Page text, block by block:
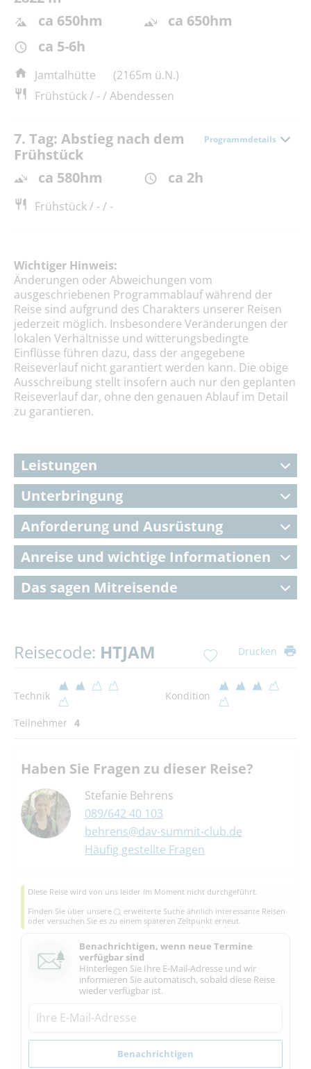
ca 650hm
ca 650hm
ca 5-6h
Jamtalhütte
(2165m ü.N.)
Frühstück / - / Abendessen
7. Tag: Abstieg nach dem
Frühstück
Programmdetails
ca 580hm ca 2h
Frühstück / - / -
Wichtiger Hinweis:
Änderungen oder Abweichungen vom
ausgeschriebenen Programmablauf während der
Reise sind aufgrund des Charakters unserer Reisen
jederzeit möglich. Insbesondere Veränderungen der
lokalen Verhältnisse und witterungsbedingte
Einflüsse führen dazu, dass der angegebene
Reiseverlauf nicht garantiert werden kann. Die obige
Ausschreibung stellt insofern auch nur den geplanten
Reiseverlauf dar, ohne den genauen Ablauf im Detail
zu garantieren.
Leistungen
Unterbringung
Anforderung und Ausrüstung
Anreise und wichtige Informationen
Das sagen Mitreisende
Reisecode: HTJAM Drucken
Technik Kondition
Teilnehmer 4
Haben Sie Fragen zu dieser Reise?
Stefanie Behrens
089/642 40 103
behrens@dav-summit-club.de
Häufig gestellte Fragen
Diese Reise wird von uns leider im Moment nicht durchgeführt.
Finden Sie über unsere
erweiterte Suche ähnlich interessante Reisen
oder versuchen Sie es zu einem späteren Zeitpunkt erneut.
Benachrichtigen, wenn neue Termine
verfügbar sind
Hinterlegen Sie Ihre E-Mail-Adresse und wir
informieren Sie automatisch, sobald diese Reise
wieder verfügbar ist.
Benachrichtigen